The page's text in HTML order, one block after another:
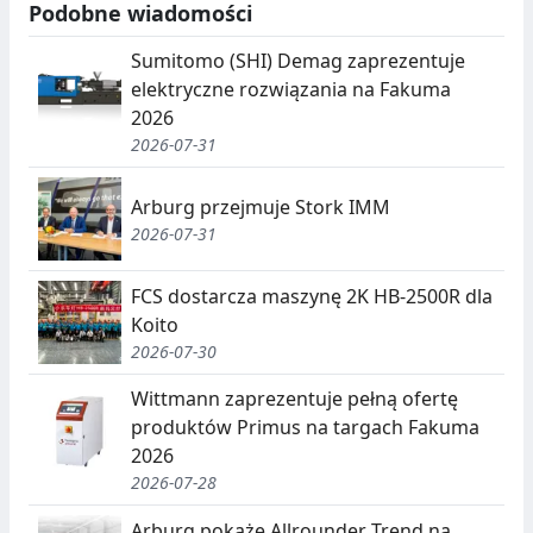
I
E
,
S
E
G
R
E
G
A
C
J
A
U
C
J
A
Podobne wiadomości
Sumitomo (SHI) Demag zaprezentuje
elektryczne rozwiązania na Fakuma
2026
2026-07-31
Arburg przejmuje Stork IMM
2026-07-31
FCS dostarcza maszynę 2K HB-2500R dla
Koito
2026-07-30
Wittmann zaprezentuje pełną ofertę
produktów Primus na targach Fakuma
2026
2026-07-28